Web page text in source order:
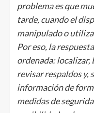
problema es que
tarde, cuando el
manipulado o
Por eso, la
ordenada: localizar,
revisar respaldos y,
información de
medidas de